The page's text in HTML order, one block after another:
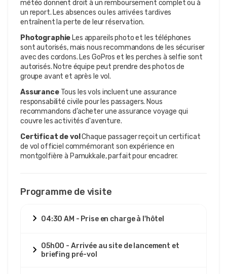
météo donnent droit à un remboursement complet ou à
un report. Les absences ou les arrivées tardives
entraînent la perte de leur réservation.
Photographie Les appareils photo et les téléphones
sont autorisés, mais nous recommandons de les sécuriser
avec des cordons. Les GoPros et les perches à selfie sont
autorisés. Notre équipe peut prendre des photos de
groupe avant et après le vol.
AssuranceTous les vols incluent une assurance
responsabilité civile pour les passagers. Nous
recommandons d’acheter une assurance voyage qui
couvre les activités d'aventure.
Certificat de vol Chaque passager reçoit un certificat
de vol officiel commémorant son expérience en
montgolfière à Pamukkale, parfait pour encadrer.
Programme de visite
04:30 AM - Prise en charge à l'hôtel
05h00 - Arrivée au site de lancement et
briefing pré-vol